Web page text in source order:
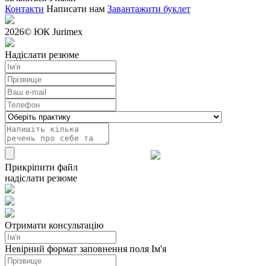
Контакти Написати нам Завантажити буклет
2026© ЮК Jurimex
Надіслати резюме
Прикріпити файл
надіслати резюме
Отримати консультацію
Невірний формат заповнення поля Ім'я